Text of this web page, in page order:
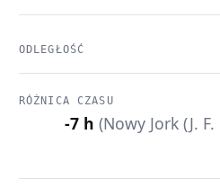
ODLEGŁOŚĆ
RÓŻNICA CZASU
-7 h(Nowy Jork (J.